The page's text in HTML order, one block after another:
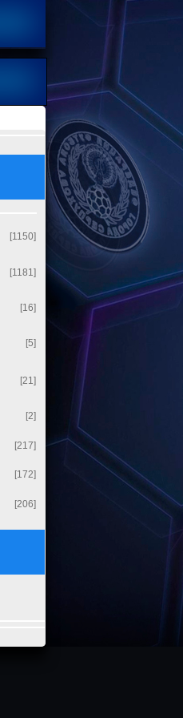
[1150]
[1181]
[16]
[5]
[21]
[2]
[217]
[172]
[206]